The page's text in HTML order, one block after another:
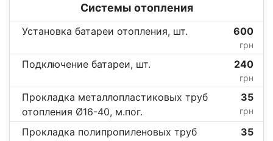
Системы отопления
Установка батареи отопления, шт. 600
грн
Подключение батареи, шт. 240
грн
Прокладка металлопластиковых труб
отопления Ø16-40, м.пог.
35
грн
Прокладка полипропиленовых труб
35